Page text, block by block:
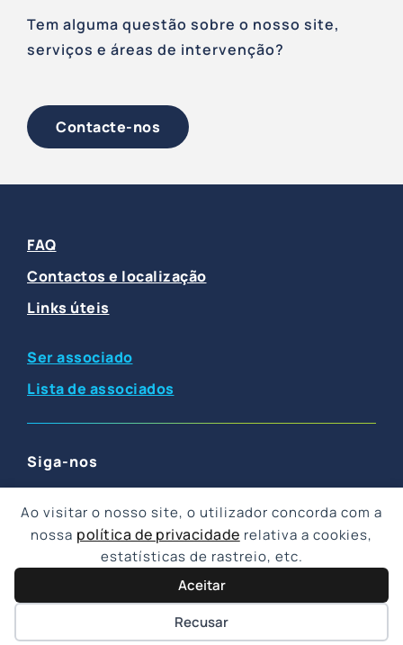
Ao visitar o nosso site, o utilizador concorda com a
nossa política de privacidade relativa a cookies,
estatísticas de rastreio, etc.
Aceitar
Recusar
Tem alguma questão sobre o nosso site,
serviços e áreas de intervenção?
Contacte-nos
FAQ
Contactos e localização
Links úteis
Ser associado
Lista de associados
Siga-nos
F
a
c
b
k
I
n
s
t
a
a
Y
o
u
t
u
T
w
i
t
t
e
r
L
i
n
k
e
n
Cookies
Privacidade
Apifarma
NOS ®